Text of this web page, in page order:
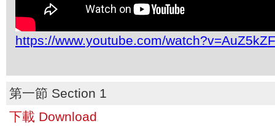
https://www.youtube.com/
第一節 Section 1
下載 Download